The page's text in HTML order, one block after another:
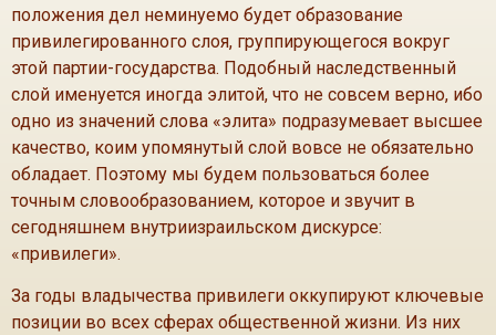
положения дел неминуемо будет образование
привилегированного слоя, группирующегося вокруг
этой партии-государства. Подобный наследственный
слой именуется иногда элитой, что не совсем верно, ибо
одно из значений слова «элита» подразумевает высшее
качество, коим упомянутый слой вовсе не обязательно
обладает. Поэтому мы будем пользоваться более
точным словообразованием, которое и звучит в
сегодняшнем внутриизраильском дискурсе:
«привилеги».
За годы владычества привилеги оккупируют ключевые
позиции во всех сферах общественной жизни. Из них